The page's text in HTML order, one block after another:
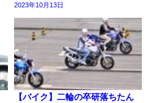
2023年10月13日
【バイク】二輪の卒研落ちたん